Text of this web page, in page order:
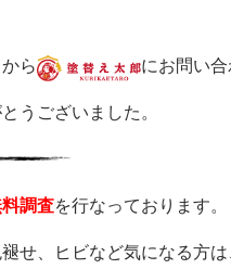
ら にお問い合
うございました。
調査を行なっております。
せ、ヒビなど気になる方は